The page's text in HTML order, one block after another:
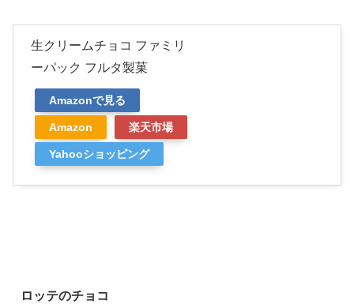
生クリームチョコ ファミリ
ーパック フルタ製菓
Amazonで見る
Amazon 楽天市場
Yahooショッピング
ロッテのチョコ